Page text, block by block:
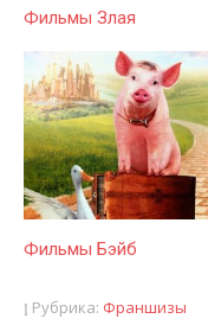
Фильмы Злая
Фильмы Бэйб
Рубрика: Франшизы